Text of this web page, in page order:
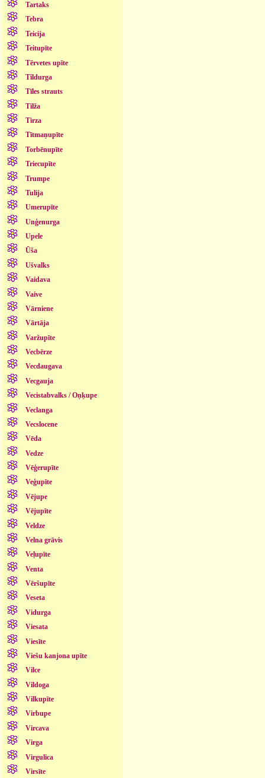
Tartaks
Tebra
Teicija
Teitupīte
Tērvetes upīte
Tildurga
Tīles strauts
Tilža
Tirza
Tītmaņupīte
Torbēnupīte
Triecupīte
Trumpe
Tulija
Umerupīte
Unģenurga
Upele
Ūša
Ušvalks
Vaidava
Vaive
Vārniene
Vārtāja
Varžupīte
Vecbērze
Vecdaugava
Vecgauja
Vecistabvalks / Oņķupe
Veclanga
Vecslocene
Vēda
Vedze
Vēģerupīte
Veģupīte
Vējupe
Vējupīte
Veldze
Velna grāvis
Veļupīte
Venta
Vēršupīte
Veseta
Vidurga
Viesata
Viesīte
Viešu kanjona upīte
Vilce
Vildoga
Vilkupīte
Virbupe
Vircava
Virga
Virgulica
Virsīte